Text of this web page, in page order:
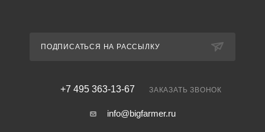
ПОДПИСАТЬСЯ НА РАССЫЛКУ
+7 495 363-13-67 ЗАКАЗАТЬ ЗВОНОК
info@bigfarmer.ru